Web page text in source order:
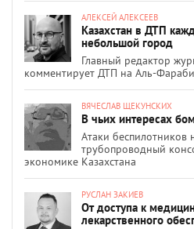
АЛЕКСЕЙ АЛЕКСЕЕВ
Казахстан в ДТП
небольшой город
Главный редактор
комментирует ДТП на Аль-Фараби
ВЯЧЕСЛАВ ЩЕКУНСКИХ
В чьих интересах
Атаки беспилотников
трубопроводный
экономике Казахстана
РУСЛАН ЗАКИЕВ
От доступа к
лекарственного